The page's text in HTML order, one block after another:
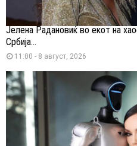
Јелена Радановиќ во екот на
Србија...
11:00 - 8 август, 2026